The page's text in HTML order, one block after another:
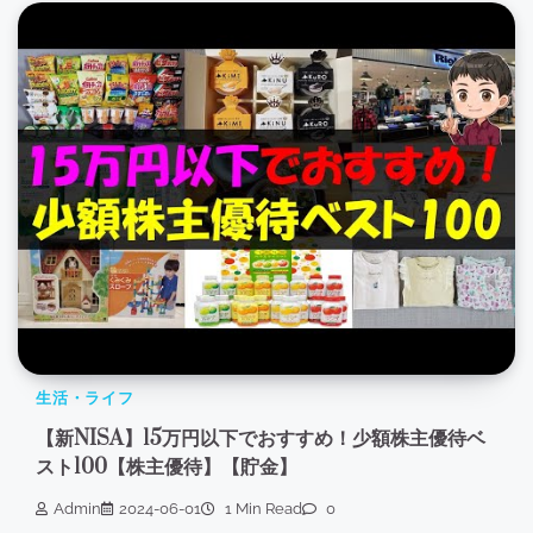
生活・ライフ
【新NISA】15万円以下でおすすめ！少額株主優待ベ
スト100【株主優待】【貯金】
Admin 2024-06-01 1 Min Read 0